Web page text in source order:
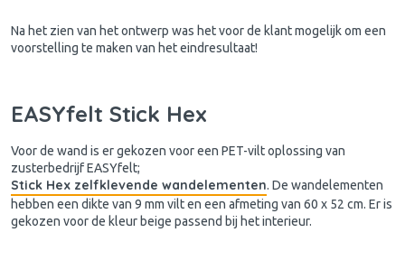
Na het zien van het ontwerp was het voor de klant mogelijk om een
voorstelling te maken van het eindresultaat!
EASYfelt Stick Hex
Voor de wand is er gekozen voor een PET-vilt oplossing van
zusterbedrijf EASYfelt;
Stick Hex zelfklevende wandelementen. De wandelementen
hebben een dikte van 9 mm vilt en een afmeting van 60 x 52 cm. Er is
gekozen voor de kleur beige passend bij het interieur.